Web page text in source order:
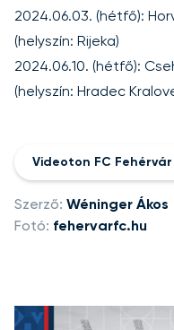
2024.06.03. (hétfő):
(helyszín: Rijeka)
2024.06.10. (hétfő):
(helyszín: Hradec
Videoton FC Fehérvár I
Szerző: Wéninger Ákos
Fotó: fehervarfc.hu